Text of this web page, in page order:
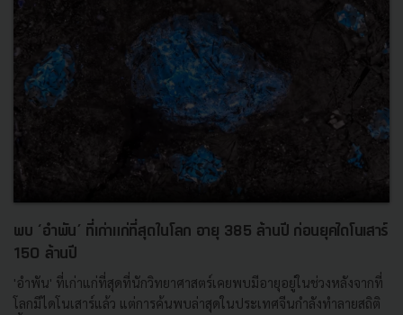
พบ ‘อำพัน’ ที่เก่าแก่ที่สุดในโลก อายุ 385 ล้านปี ก่อนยุคไดโนเสาร์
150 ล้านปี
'อำพัน' ที่เก่าแก่ที่สุดที่นักวิทยาศาสตร์เคยพบมีอายุอยู่ในช่วงหลังจากที่
โลกมีไดโนเสาร์แล้ว แต่การค้นพบล่าสุดในประเทศจีนกำลังทำลายสถิติ